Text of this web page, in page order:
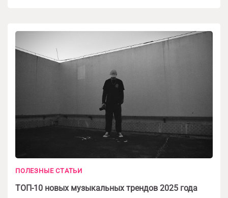
ПОЛЕЗНЫЕ СТАТЬИ
ТОП-10 новых музыкальных трендов 2025 года
Добавить комментарий
Ваш адрес email не будет опубликован.